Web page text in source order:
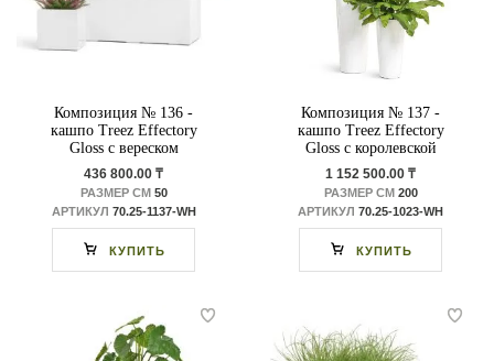
Композиция № 136 -
кашпо Treez Effectory
Gloss с вереском
436 800.00 ₸
РАЗМЕР СМ 50
АРТИКУЛ 70.25-1137-WH
КУПИТЬ
Композиция № 137 -
кашпо Treez Effectory
Gloss с королевской
стрелицией
1 152 500.00 ₸
РАЗМЕР СМ 200
АРТИКУЛ 70.25-1023-WH
КУПИТЬ